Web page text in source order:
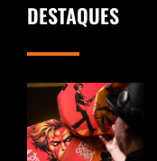
DESTAQUES